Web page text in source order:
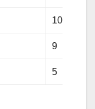
10
9
5